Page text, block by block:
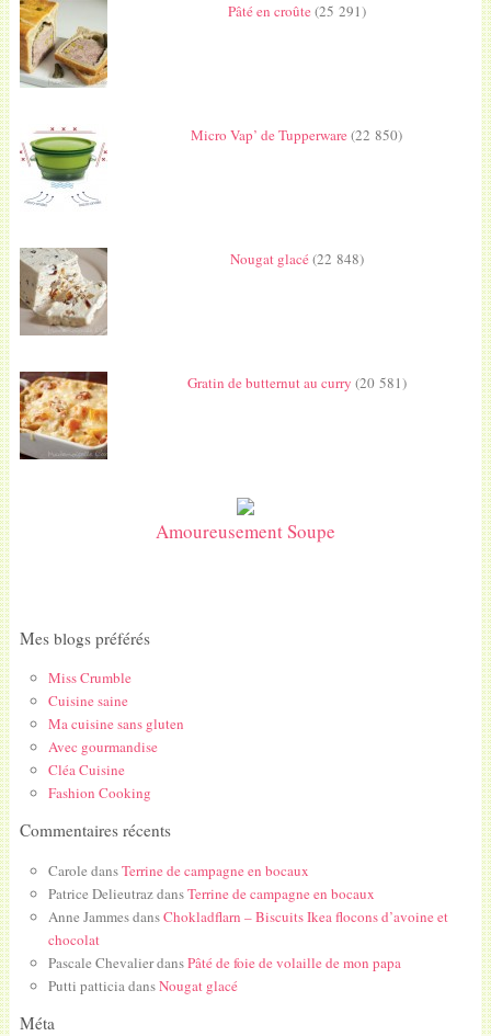
Pâté en croûte(25 291)
Micro Vap’ de Tupperware(22 850)
Nougat glacé(22 848)
Gratin de butternut au curry (20 581)
Amoureusement Soupe
Mes blogs préférés
Miss Crumble
Cuisine saine
Ma cuisine sans gluten
Avec gourmandise
Cléa Cuisine
Fashion Cooking
Commentaires récents
Carole dansTerrine de campagne en bocaux
Patrice DelieutrazdansTerrine de campagne en bocaux
Anne JammesdansChokladflarn – Biscuits Ikea flocons d’avoine et
chocolat
Pascale ChevalierdansPâté de foie de volaille de mon papa
Putti patticia dansNougat glacé
Méta